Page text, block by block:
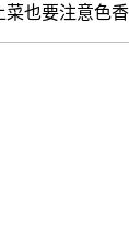
也要注意色